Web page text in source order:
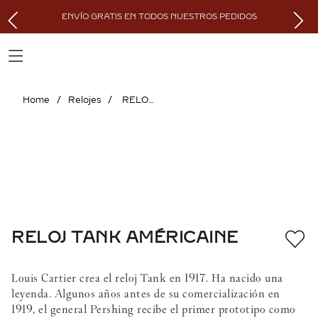
ENVÍO GRATIS EN TODOS NUESTROS PEDIDOS
Relojes RELOJ TANK AMÉRICAINE
RELOJ TANK AMÉRICAINE
Louis Cartier crea el reloj Tank en 1917. Ha nacido una
leyenda. Algunos años antes de su comercialización en
1919, el general Pershing recibe el primer prototipo como